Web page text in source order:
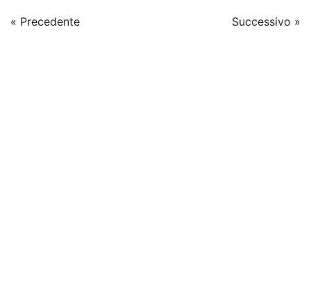
« Precedente Successivo »